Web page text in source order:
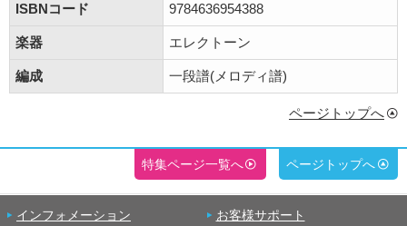
ISBNコード 9784636954388
楽器 エレクトーン
編成 一段譜(メロディ譜)
ページトップへ
特集ページ一覧へ ページトップへ
インフォメーション お客様サポート